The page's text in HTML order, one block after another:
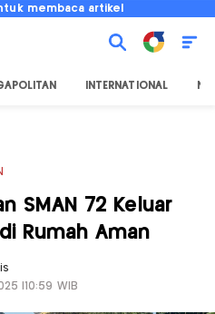
membaca artikel
INTERNATIONAL
SMAN 72 Keluar
Rumah Aman
|10:59 WIB